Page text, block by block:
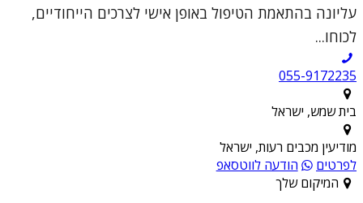
עליונה בהתאמת הטיפול באופן אישי לצרכים הייחודיים,
לכוחו...
055-9172235
בית שמש, ישראל
מודיעין מכבים רעות, ישראל
לפרטים
הודעה לווטסאפ
המיקום שלך